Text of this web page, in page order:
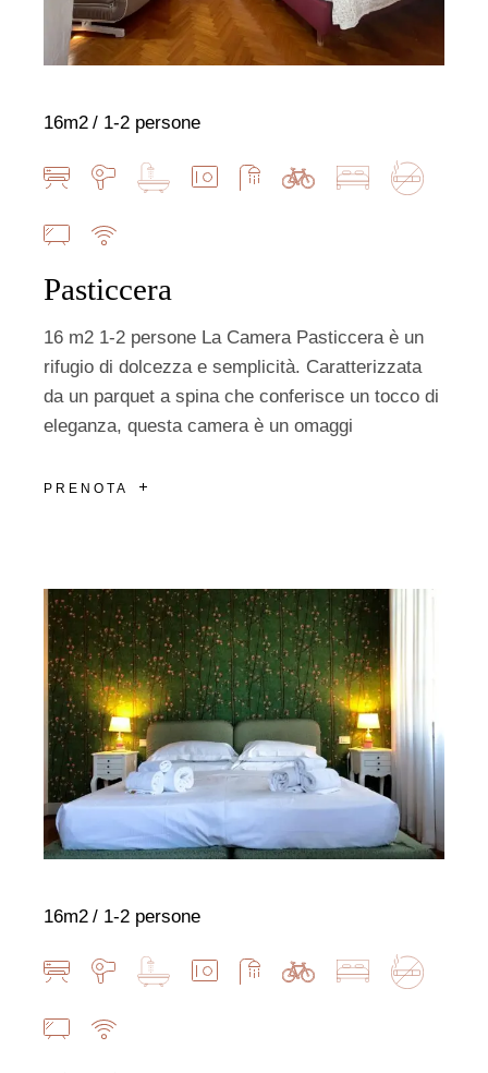
Pasticcera
16 m2 1-2 persone La Camera Pasticcera è un
rifugio di dolcezza e semplicità. Caratterizzata
da un parquet a spina che conferisce un tocco di
eleganza, questa camera è un omaggi
PRENOTA
16m2 1-2 persone
16m2 1-2 persone